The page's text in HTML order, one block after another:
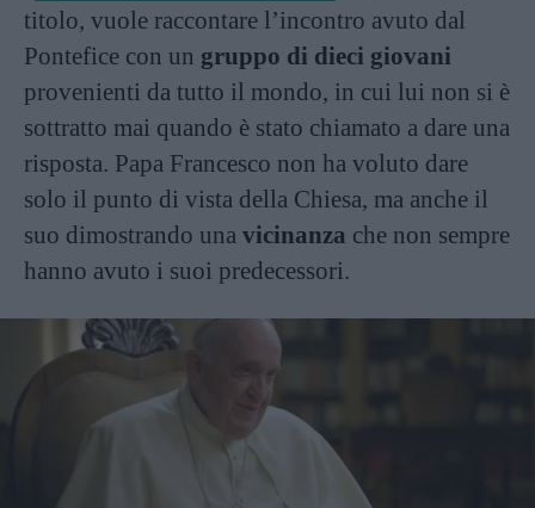
titolo, vuole raccontare l’incontro avuto dal
Pontefice con un gruppo di dieci giovani
provenienti da tutto il mondo, in cui lui non si è
sottratto mai quando è stato chiamato a dare una
risposta. Papa Francesco non ha voluto dare
solo il punto di vista della Chiesa, ma anche il
suo dimostrando una vicinanza che non sempre
hanno avuto i suoi predecessori.